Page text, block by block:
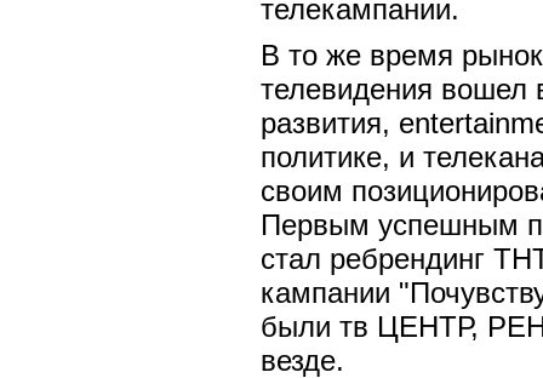
телекампании.
В то же время рынок
телевидения вошел
развития,
политике, и
своим
Первым успешным
стал ребрендинг
кампании
были тв ЦЕНТР,
везде.